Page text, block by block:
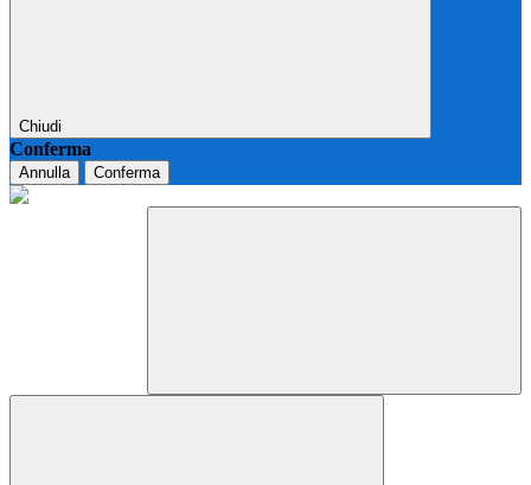
Chiudi
Conferma
Annulla Conferma